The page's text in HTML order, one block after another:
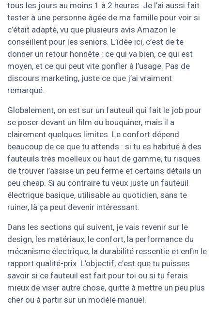
tous les jours au moins 1 à 2 heures. Je l’ai aussi fait
tester à une personne âgée de ma famille pour voir si
c’était adapté, vu que plusieurs avis Amazon le
conseillent pour les seniors. L’idée ici, c’est de te
donner un retour honnête : ce qui va bien, ce qui est
moyen, et ce qui peut vite gonfler à l’usage. Pas de
discours marketing, juste ce que j’ai vraiment
remarqué.
Globalement, on est sur un fauteuil qui fait le job pour
se poser devant un film ou bouquiner, mais il a
clairement quelques limites. Le confort dépend
beaucoup de ce que tu attends : si tu es habitué à des
fauteuils très moelleux ou haut de gamme, tu risques
de trouver l’assise un peu ferme et certains détails un
peu cheap. Si au contraire tu veux juste un fauteuil
électrique basique, utilisable au quotidien, sans te
ruiner, là ça peut devenir intéressant.
Dans les sections qui suivent, je vais revenir sur le
design, les matériaux, le confort, la performance du
mécanisme électrique, la durabilité ressentie et enfin le
rapport qualité-prix. L’objectif, c’est que tu puisses
savoir si ce fauteuil est fait pour toi ou si tu ferais
mieux de viser autre chose, quitte à mettre un peu plus
cher ou à partir sur un modèle manuel.